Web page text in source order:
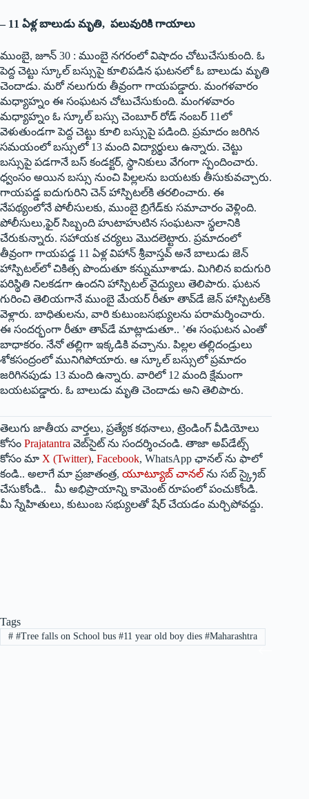
– 11 ఏళ్ల బాలుడు మృతి, పలువురికి గాయాలు
ముంబై, జూన్‌ 30 :‌ ముంబై నగరంలో విషాదం చోటుచేసుకుంది. ఓ
పెద్ద చెట్టు స్కూల్‌ ‌బస్సుపై కూలిపడిన ఘటనలో ఓ బాలుడు మృతి
చెందాడు. మరో నలుగురు తీవ్రంగా గాయపడ్డారు. మంగళవారం
మధ్యాహ్నం ఈ సంఘటన చోటుచేసుకుంది. మంగళవారం
మధ్యాహ్నం ఓ స్కూల్‌ ‌బస్సు చెంబూర్‌ ‌రోడ్‌ ‌నంబర్‌ 11‌లో
వెళుతుండగా పెద్ద చెట్టు కూలి బస్సుపై పడింది. ప్రమాదం జరిగిన
సమయంలో బస్సులో 13 మంది విద్యార్థులు ఉన్నారు. చెట్టు
బస్సుపై పడగానే బస్‌ ‌కండక్టర్‌, ‌స్థానికులు వేగంగా స్పందించారు.
ధ్వంసం అయిన బస్సు నుంచి పిల్లలను బయటకు తీసుకువచ్చారు.
గాయపడ్డ ఐదుగురిని చెన్‌ ‌హాస్పిటల్‌కి తరలించారు. ఈ
నేపథ్యంలోనే పోలీసులకు, ముంబై బ్రిగేడ్‌కు సమాచారం వెళ్లింది.
పోలీసులు,ఫైర్‌ ‌సిబ్బంది హుటాహుటిన సంఘటనా స్థలానికి
చేరుకున్నారు. సహాయక చర్యలు మొదలెట్టారు. ప్రమాదంలో
తీవ్రంగా గాయపడ్డ 11 ఏళ్ల విహాన్‌ శ్రీ‌వాస్తవ్‌ అనే బాలుడు జెన్‌
‌హాస్పిటల్‌లో చికిత్స పొందుతూ కన్నుమూశాడు. మిగిలిన ఐదుగురి
పరిస్థితి నిలకడగా ఉందని హాస్పిటల్‌ ‌వైద్యులు తెలిపారు. ఘటన
గురించి తెలియగానే ముంబై మేయర్‌ ‌రీతూ తావ్‌డే జెన్‌ ‌హాస్పిటల్‌కి
వెళ్లారు. బాధితులను, వారి కుటుంబసభ్యులను పరామర్శించారు.
ఈ సందర్భంగా రీతూ తావ్‌డే మాట్లాడుతూ.. ’ఈ సంఘటన ఎంతో
బాధాకరం. నేనో తల్లిగా ఇక్కడికి వచ్చాను. పిల్లల తల్లిదండ్రులు
శోకసంద్రంలో మునిగిపోయారు. ఆ స్కూల్‌ ‌బస్సులో ప్రమాదం
జరిగినపుడు 13 మంది ఉన్నారు. వారిలో 12 మంది క్షేమంగా
బయటపడ్డారు. ఓ బాలుడు మృతి చెందాడు అని తెలిపారు.
తెలుగు జాతీయ వార్తలు, ప్రత్యేక కథనాలు, ట్రెండింగ్ వీడియోలు
కోసం Prajatantra వెబ్‌సైట్ ను సందర్శించండి. తాజా అప్‌డేట్స్
కోసం మా X (Twitter), Facebook, WhatsApp ఛానల్ ను ఫాలో
కండి.. అలాగే మా ప్రజాతంత్ర, యూట్యూబ్ చానల్ ను సబ్ స్క్రైబ్
చేసుకోండి.. మీ అభిప్రాయాన్ని కామెంట్ రూపంలో పంచుకోండి.
మీ స్నేహితులు, కుటుంబ సభ్యులతో షేర్ చేయడం మర్చిపోవద్దు.
Tags
##Tree falls on School bus #11 year old boy dies #Maharashtra